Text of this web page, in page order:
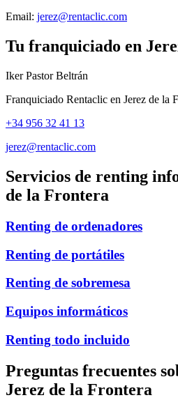
Email: jerez@rentaclic.com
Tu franquiciado en
Iker Pastor Beltrán
Franquiciado Rentaclic en Jerez de la
+34 956 32 41 13
jerez@rentaclic.com
Servicios de renting
de la Frontera
Renting de ordenadores
Renting de portátiles
Renting de sobremesa
Equipos informáticos
Renting todo incluido
Preguntas frecuentes
Jerez de la Frontera